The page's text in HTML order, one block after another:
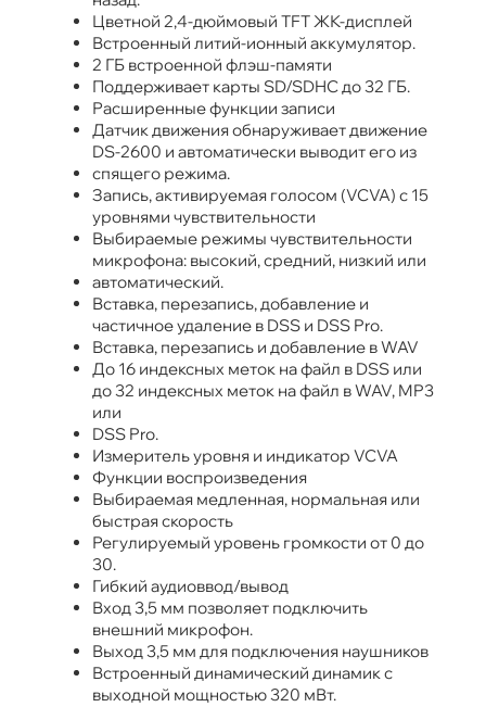
Цветной 2,4-дюймовый TFT ЖК-дисплей
Встроенный литий-ионный аккумулятор.
2 ГБ встроенной флэш-памяти
Поддерживает карты SD/SDHC до 32 ГБ.
Расширенные функции записи
Датчик движения обнаруживает движение
DS-2600 и автоматически выводит его из
спящего режима.
Запись, активируемая голосом (VCVA) с 15
уровнями чувствительности
Выбираемые режимы чувствительности
микрофона: высокий, средний, низкий или
автоматический.
Вставка, перезапись, добавление и
частичное удаление в DSS и DSS Pro.
Вставка, перезапись и добавление в WAV
До 16 индексных меток на файл в DSS или
до 32 индексных меток на файл в WAV, MP3
или
DSS Pro.
Измеритель уровня и индикатор VCVA
Функции воспроизведения
Выбираемая медленная, нормальная или
быстрая скорость
Регулируемый уровень громкости от 0 до
30.
Гибкий аудиоввод/вывод
Вход 3,5 мм позволяет подключить
внешний микрофон.
Выход 3,5 мм для подключения наушников
Встроенный динамический динамик с
выходной мощностью 320 мВт.